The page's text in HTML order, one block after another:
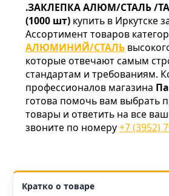
.ЗАКЛЕПКА АЛЮМ/СТАЛЬ /
(1000 шт) купить в Иркутске
Ассортимент товаров
АЛЮМИНИЙ/СТАЛЬ
которые отвечают самым
стандартам и требованиям.
профессионалов магазина
готова помочь вам выбрать
товары и ответить на все
звоните по номеру+7 (3952)
Кратко о товаре